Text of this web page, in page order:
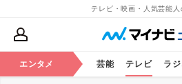
テレビ・映画・人気芸能人
エンタメ 芸能 テレビ ラ